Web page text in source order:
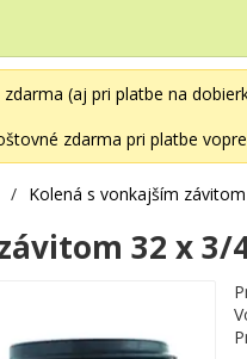
(aj pri platbe na
zdarma pri platbe
/ Kolená s vonkajším závitom
32 x 3/